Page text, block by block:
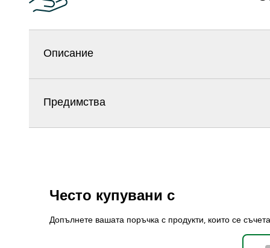
Описание
Предимства
Често купувани с
Допълнете вашата поръчка с продукти, които се